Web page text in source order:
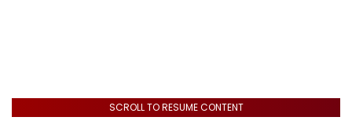
SCROLL TO RESUME CONTENT